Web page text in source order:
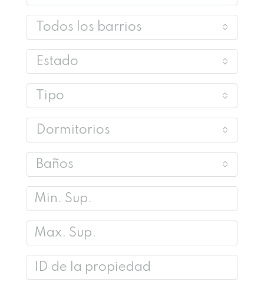
Todos los barrios
Estado
Tipo
Dormitorios
Baños